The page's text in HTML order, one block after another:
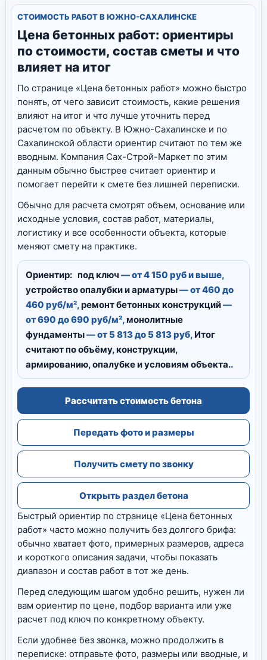
СТОИМОСТЬ РАБОТ В ЮЖНО-САХАЛИНСКЕ
Цена бетонных работ: ориентиры
по стоимости, состав сметы и что
влияет на итог
По странице «Цена бетонных работ» можно быстро
понять, от чего зависит стоимость, какие решения
влияют на итог и что лучше уточнить перед
расчетом по объекту. В Южно-Сахалинске и по
Сахалинской области ориентир считают по тем же
вводным. Компания Сах-Строй-Маркет по этим
данным обычно быстрее считает ориентир и
помогает перейти к смете без лишней переписки.
Обычно для расчета смотрят объем, основание или
исходные условия, состав работ, материалы,
логистику и все особенности объекта, которые
меняют смету на практике.
Ориентир: под ключ — от 4 150 руб и выше,
устройство опалубки и арматуры— от 460 до
460 руб/м²,ремонт бетонных конструкций—
от 690 до 690 руб/м²,монолитные
фундаменты— от 5 813 до 5 813 руб, Итог
считают по объёму, конструкции,
армированию, опалубке и условиям объекта..
Рассчитать стоимость бетона
Передать фото и размеры
Получить смету по звонку
Открыть раздел бетона
Быстрый ориентир по странице «Цена бетонных
работ» часто можно получить без долгого брифа:
обычно хватает фото, примерных размеров, адреса
и короткого описания задачи, чтобы показать
диапазон и состав работ в тот же день.
Перед следующим шагом удобно решить, нужен ли
вам ориентир по цене, подбор варианта или уже
расчет под ключ по конкретному объекту.
Если удобнее без звонка, можно продолжить в
переписке: отправьте фото, размеры или вводные, и